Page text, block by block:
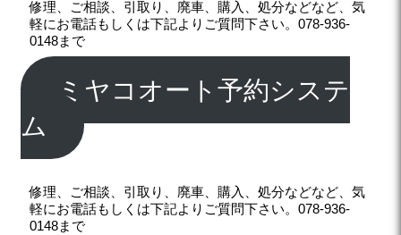
修理、ご相談、引取り、廃車、購入、処分などなど、気
軽にお電話もしくは下記よりご質問下さい。078-936-
0148まで
ミヤコオート予約システ
ム
修理、ご相談、引取り、廃車、購入、処分などなど、気
軽にお電話もしくは下記よりご質問下さい。078-936-
0148まで